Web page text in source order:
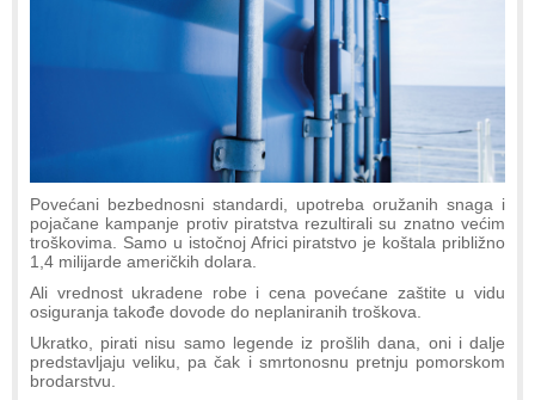
Povećani bezbednosni standardi, upotreba oružanih snaga i
pojačane kampanje protiv piratstva rezultirali su znatno većim
troškovima. Samo u istočnoj Africi piratstvo je koštala približno
1,4 milijarde američkih dolara.
Ali vrednost ukradene robe i cena povećane zaštite u vidu
osiguranja takođe dovode do neplaniranih troškova.
Ukratko, pirati nisu samo legende iz prošlih dana, oni i dalje
predstavljaju veliku, pa čak i smrtonosnu pretnju pomorskom
brodarstvu.